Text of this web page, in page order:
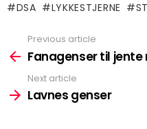
DSA LYKKESTJERNE
more
Previous article
Fanagenser til
Next article
Lavnes genser